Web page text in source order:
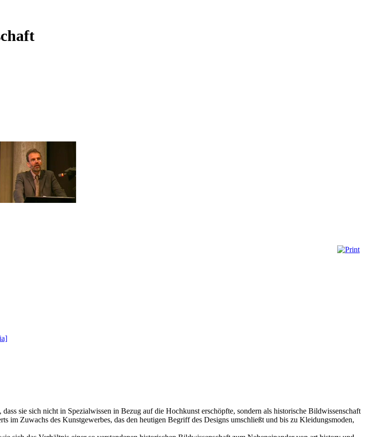
sie sich nicht in Spezialwissen in Bezug auf die Hochkunst erschöpfte, sondern als historische Bildwissenschaft
im Zuwachs des Kunstgewerbes, das den heutigen Begriff des Designs umschließt und bis zu Kleidungsmoden,